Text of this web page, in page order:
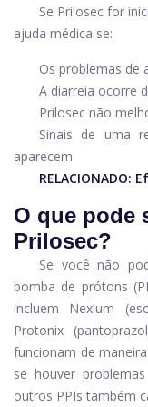
Se Prilosec for
ajuda médica se:
Os problemas de
A diarreia ocorre
Prilosec não
Sinais de uma
aparecem
RELACIONADO:
O que pode
Prilosec?
Se você não
bomba de prótons
incluem
Nexium
Protonix
funcionam de
se houver
outros PPIs também